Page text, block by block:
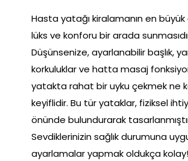
Hasta yatağı kiralamanın en büyük
lüks ve konforu bir arada
Düşünsenize, ayarlanabilir başlık,
korkuluklar ve hatta masaj
yatakta rahat bir uyku çekmek ne
keyiflidir. Bu tür yataklar, fiziksel
önünde bulundurarak
Sevdiklerinizin sağlık durumuna
ayarlamalar yapmak oldukça